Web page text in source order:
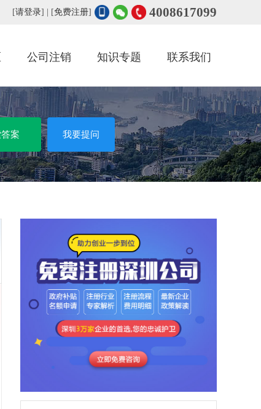
[请登录] | [免费注册] 4008617099
公司注销 知识专题 联系我们